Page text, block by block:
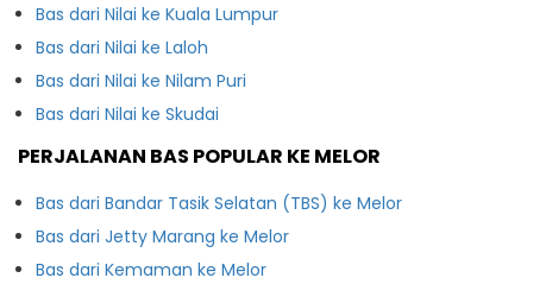
Bas dari Nilai ke Kuala Lumpur
Bas dari Nilai ke Laloh
Bas dari Nilai ke Nilam Puri
Bas dari Nilai ke Skudai
PERJALANAN BAS POPULAR KE MELOR
Bas dari Bandar Tasik Selatan (TBS) ke Melor
Bas dari Jetty Marang ke Melor
Bas dari Kemaman ke Melor